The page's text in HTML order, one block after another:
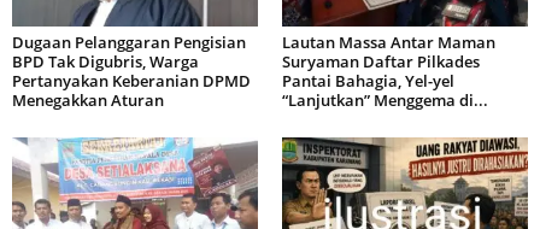
Dugaan Pelanggaran Pengisian
BPD Tak Digubris, Warga
Pertanyakan Keberanian DPMD
Menegakkan Aturan
Lautan Massa Antar Maman
Suryaman Daftar Pilkades
Pantai Bahagia, Yel-yel
“Lanjutkan” Menggema di...